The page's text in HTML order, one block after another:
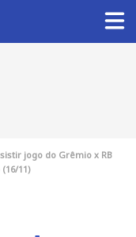
jogo do Grêmio x RB
11)